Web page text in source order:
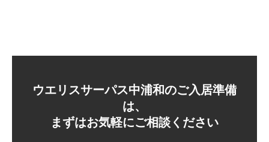
ウエリスサーパス中浦和のご入居準備
は、
まずはお気軽にご相談ください